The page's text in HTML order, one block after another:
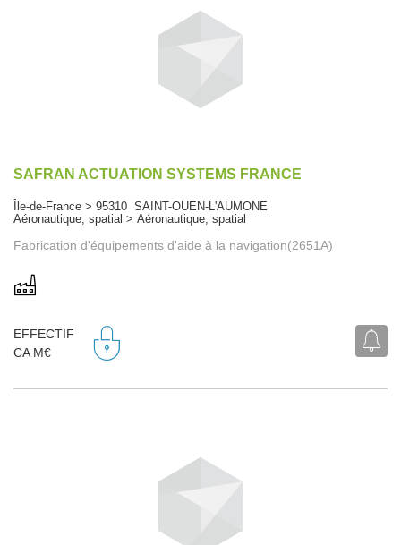
SAFRAN ACTUATION SYSTEMS FRANCE
Île-de-France > 95310 SAINT-OUEN-L'AUMONE
Aéronautique, spatial > Aéronautique, spatial
Fabrication d'équipements d'aide à la navigation(2651A)
EFFECTIF
CA M€